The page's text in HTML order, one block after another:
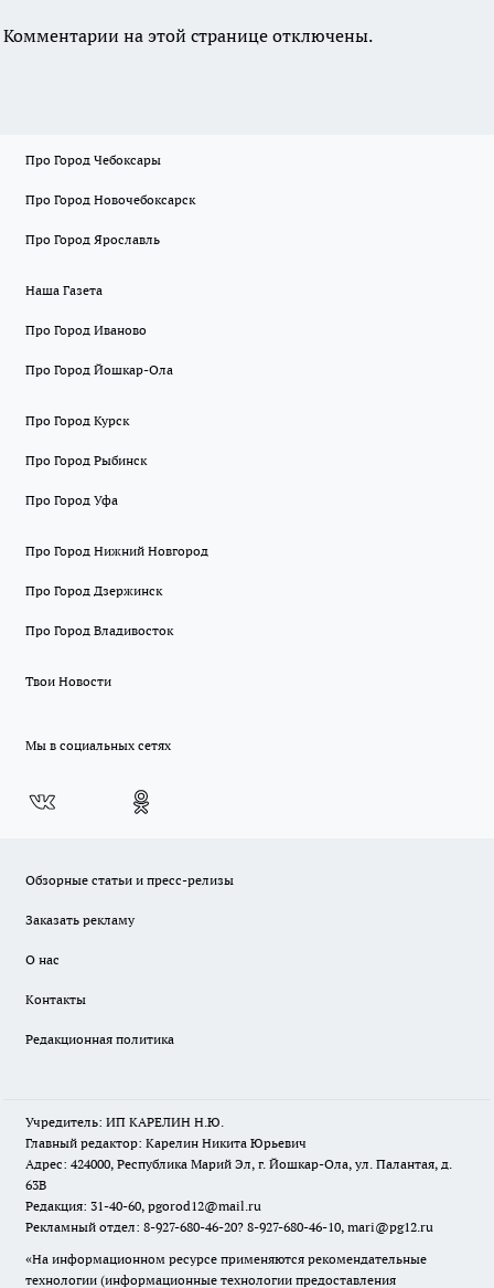
Комментарии на этой странице отключены.
Про Город Чебоксары
Про Город Новочебоксарск
Про Город Ярославль
Наша Газета
Про Город Иваново
Про Город Йошкар-Ола
Про Город Курск
Про Город Рыбинск
Про Город Уфа
Про Город Нижний Новгород
Про Город Дзержинск
Про Город Владивосток
Твои Новости
Мы в социальных сетях
Обзорные статьи и пресс-релизы
Заказать рекламу
О нас
Контакты
Редакционная политика
Учредитель: ИП КАРЕЛИН Н.Ю.
Главный редактор: Карелин Никита Юрьевич
Адрес: 424000, Республика Марий Эл, г. Йошкар-Ола, ул. Палантая, д.
63В
Редакция: 31-40-60, pgorod12@mail.ru
Рекламный отдел: 8-927-680-46-20? 8-927-680-46-10, mari@pg12.ru
«На информационном ресурсе применяются рекомендательные
технологии (информационные технологии предоставления